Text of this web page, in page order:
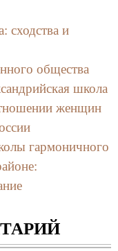
сходства и
общества
школа
женщин
гармоничного